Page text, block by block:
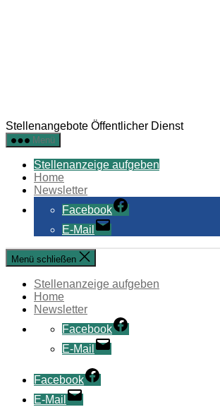
Stellenangebote Öffentlicher Dienst
Menü
Stellenanzeige aufgeben
Home
Newsletter
Facebook
E-Mail
Menü schließen
Stellenanzeige aufgeben
Home
Newsletter
Facebook
E-Mail
Facebook
E-Mail